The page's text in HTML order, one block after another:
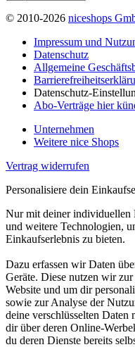
© 2010-2026 niceshops
Impressum und
Datenschutz
Allgemeine
Datenschutz-
Abo-Verträge hier
Unternehmen
Weitere nice Shops
Vertrag widerrufen
Personalisiere dein
Nur mit deiner
und weitere Technologien,
Einkaufserlebnis zu bieten.
Dazu erfassen wir Daten
Geräte. Diese nutzen wir
Website und um dir
sowie zur Analyse der
deine verschlüsselten Daten
dir über deren Online-
du deren Dienste bereits